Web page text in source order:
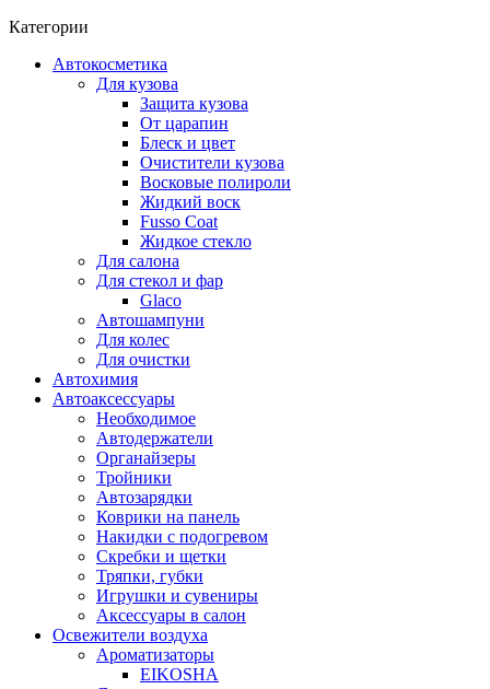
Категории
Автокосметика
Для кузова
Защита кузова
От царапин
Блеск и цвет
Очистители кузова
Восковые полироли
Жидкий воск
Fusso Coat
Жидкое стекло
Для салона
Для стекол и фар
Glaco
Автошампуни
Для колес
Для очистки
Автохимия
Автоаксессуары
Необходимое
Автодержатели
Органайзеры
Тройники
Автозарядки
Коврики на панель
Накидки с подогревом
Скребки и щетки
Тряпки, губки
Игрушки и сувениры
Аксессуары в салон
Освежители воздуха
Ароматизаторы
EIKOSHA